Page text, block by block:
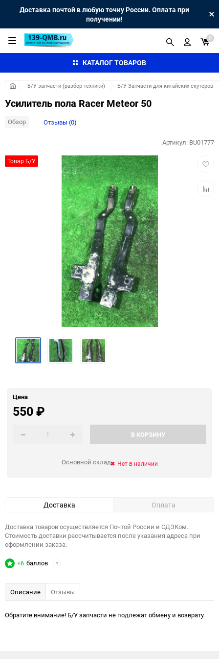
Доставка почтой в любую точку России. Оплата при
получении!
КАТАЛОГ ТОВАРОВ
0
Б/У запчасти (разбор техники) Б/У Запчасти для китайских скутеров
Усилитель пола Racer Meteor 50
Обзор Отзывы (0)
Товар Б/У
Артикул: BU01777
Цена
550₽
В КОРЗИНУ
Основной склад Нет в наличии
Доставка Оплата
Доставка товаров осуществляется Почтой России и СДЭКом.
Стоимость доставки рассчитывается после указания адреса при
оформлении заказа.
+6 баллов ?
Описание Отзывы
Обратите внимание! Б/У запчасти не подлежат обмену и возврату.